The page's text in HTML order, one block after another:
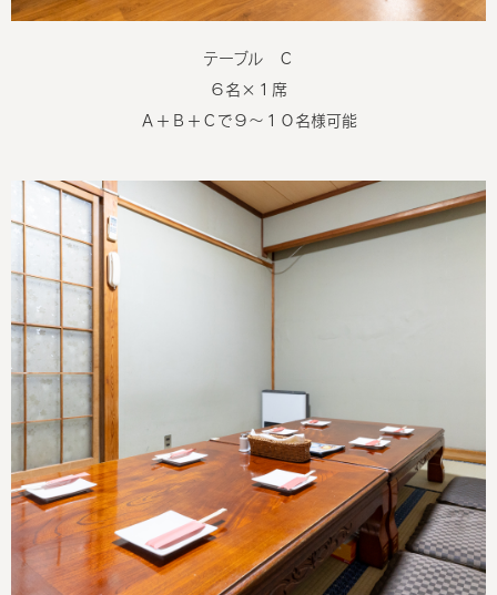
テーブル Ｃ
６名×１席
Ａ＋Ｂ＋Ｃで９～１０名様可能